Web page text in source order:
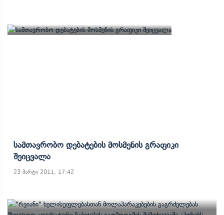
Სამთავრობო Დებატების Მოსმენის Გრაფიკი
Შეიცვალა
23 მარტი 2011, 17:42